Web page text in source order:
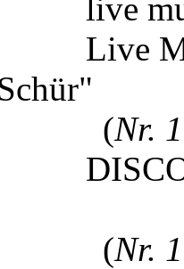
music
Nr.
Nr.